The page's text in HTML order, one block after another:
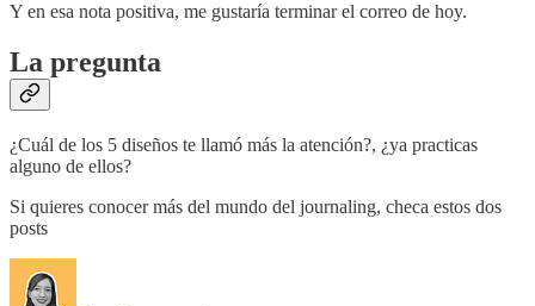
Y en esa nota positiva, me gustaría terminar el correo de hoy.
La pregunta
¿Cuál de los 5 diseños te llamó más la atención?, ¿ya practicas
alguno de ellos?
Si quieres conocer más del mundo del journaling, checa estos dos
posts